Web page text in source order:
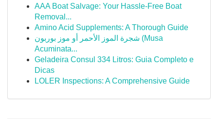
AAA Boat Salvage: Your Hassle-Free Boat
Removal...
Amino Acid Supplements: A Thorough Guide
شجرة الموز الأحمر أو موز بوربون (Musa
Acuminata...
Geladeira Consul 334 Litros: Guia Completo e
Dicas
LOLER Inspections: A Comprehensive Guide